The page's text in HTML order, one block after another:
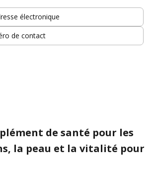
de santé pour les
la peau et la vitalité pour